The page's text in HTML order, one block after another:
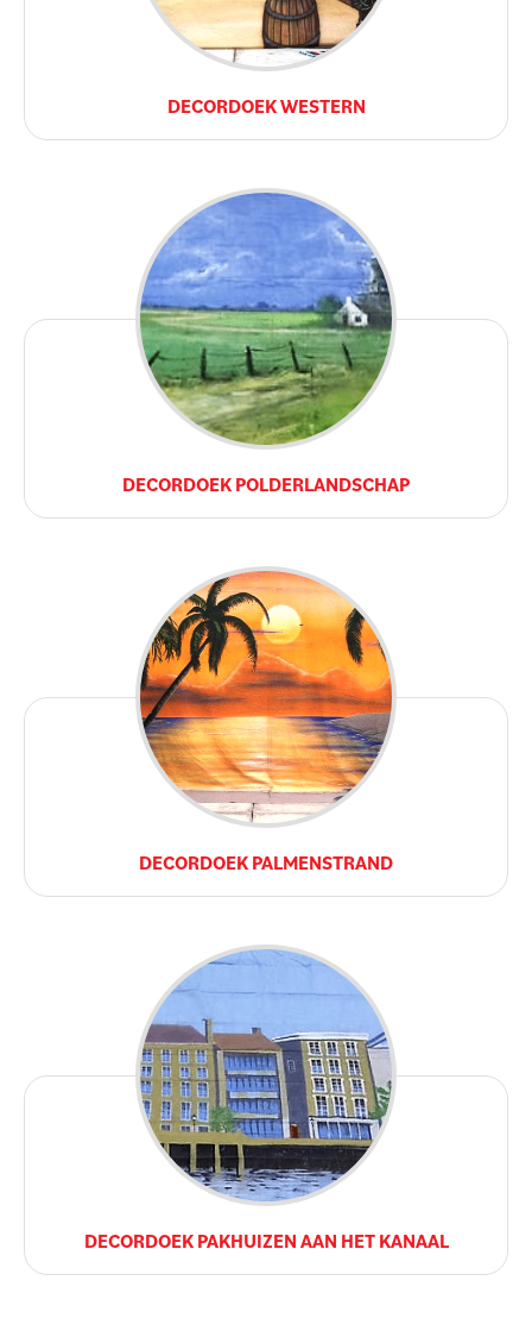
DECORDOEK WESTERN
DECORDOEK POLDERLANDSCHAP
DECORDOEK PALMENSTRAND
DECORDOEK PAKHUIZEN AAN HET KANAAL